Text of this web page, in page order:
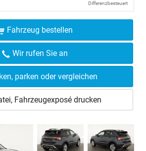
Differenzbesteuert
Fahrzeug bestellen
Wir rufen Sie an
parken oder vergleichen
Fahrzeugexposé drucken